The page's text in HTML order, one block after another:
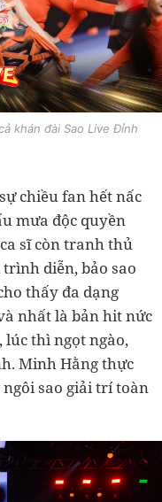
khán đài Sao Live Đỉnh
chiều fan hết nấc
mưa độc quyền
sĩ còn tranh thủ
diễn, bảo sao
thấy đa dạng
nhất là bản hit nức
lúc thì ngọt ngào,
Minh Hằng thực
sao giải trí toàn